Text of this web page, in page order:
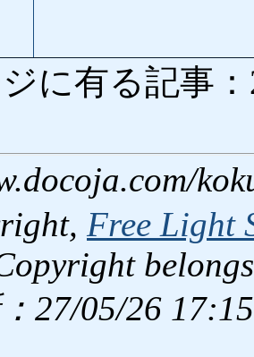
に有る記事
Free Light
27/05/26 17:15